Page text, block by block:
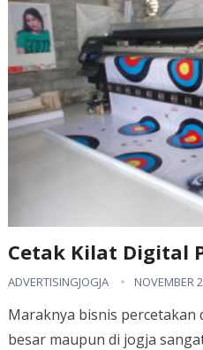
Cetak Kilat Digital
ADVERTISINGJOGJA NOVEMBER
Maraknya bisnis
besar maupun di jogja